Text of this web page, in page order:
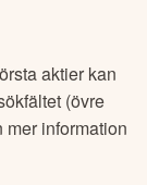
aktier kan
(övre
information